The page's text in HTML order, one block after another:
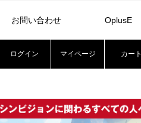
お問い合わせ OplusE
ログイン マイページ カート